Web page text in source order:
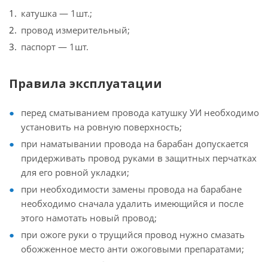
катушка — 1шт.;
провод измерительный;
паспорт — 1шт.
Правила эксплуатации
перед сматыванием провода катушку УИ необходимо
установить на ровную поверхность;
при наматывании провода на барабан допускается
придерживать провод руками в защитных перчатках
для его ровной укладки;
при необходимости замены провода на барабане
необходимо сначала удалить имеющийся и после
этого намотать новый провод;
при ожоге руки о трущийся провод нужно смазать
обожженное место анти ожоговыми препаратами;